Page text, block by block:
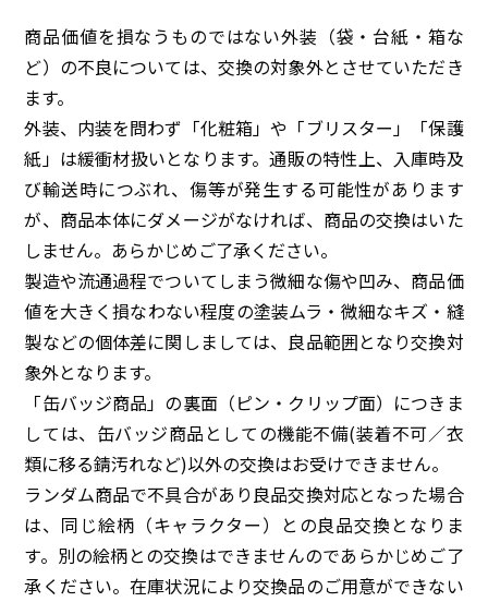
商品価値を損なうものではない外装（袋・台紙・箱な
ど）の不良については、交換の対象外とさせていただき
ます。
外装、内装を問わず「化粧箱」や「ブリスター」「保護
紙」は緩衝材扱いとなります。通販の特性上、入庫時及
び輸送時につぶれ、傷等が発生する可能性があります
が、商品本体にダメージがなければ、商品の交換はいた
しません。あらかじめご了承ください。
製造や流通過程でついてしまう微細な傷や凹み、商品価
値を大きく損なわない程度の塗装ムラ・微細なキズ・縫
製などの個体差に関しましては、良品範囲となり交換対
象外となります。
「缶バッジ商品」の裏面（ピン・クリップ面）につきま
しては、缶バッジ商品としての機能不備(装着不可／衣
類に移る錆汚れなど)以外の交換はお受けできません。
ランダム商品で不具合があり良品交換対応となった場合
は、同じ絵柄（キャラクター）との良品交換となりま
す。別の絵柄との交換はできませんのであらかじめご了
承ください。在庫状況により交換品のご用意ができない